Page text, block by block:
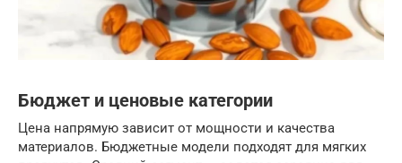
Бюджет и ценовые категории
Цена напрямую зависит от мощности и качества
материалов. Бюджетные модели подходят для мягких